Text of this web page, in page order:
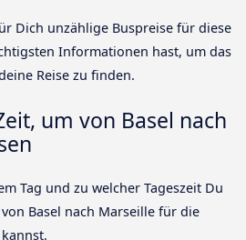
Dich unzählige Buspreise für diese
Informationen hast, um das
Reise zu finden.
um von Basel nach
Tag und zu welcher Tageszeit Du
Basel nach Marseille für die